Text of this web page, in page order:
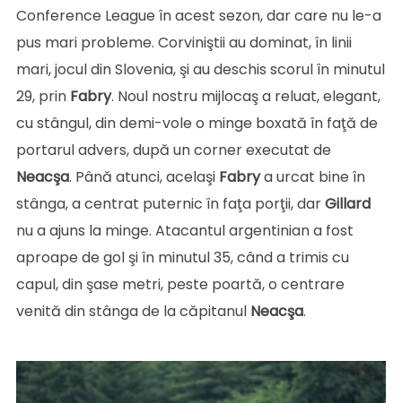
Conference League în acest sezon, dar care nu le-a
pus mari probleme. Corviniştii au dominat, în linii
mari, jocul din Slovenia, şi au deschis scorul în minutul
29, prin Fabry. Noul nostru mijlocaş a reluat, elegant,
cu stângul, din demi-vole o minge boxată în faţă de
portarul advers, după un corner executat de
Neacşa. Până atunci, acelaşi Fabrya urcat bine în
stânga, a centrat puternic în faţa porţii, darGillard
nu a ajuns la minge. Atacantul argentinian a fost
aproape de gol şi în minutul 35, când a trimis cu
capul, din şase metri, peste poartă, o centrare
venită din stânga de la căpitanul Neacşa.